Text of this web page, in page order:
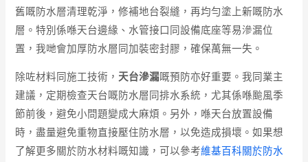
舊嘅防水層清理乾淨，修補地台裂縫，再均勻塗上新嘅防水
層。特別係喺天台邊緣、水管接口同設備底座等易滲漏位
置，我哋會加厚防水層同加裝密封膠，確保萬無一失。
除咗材料同施工技術， 天台滲漏嘅預防亦好重要。我同業主
建議，定期檢查天台嘅防水層同排水系統，尤其係喺颱風季
節前後，避免小問題變成大麻煩。另外，喺天台放置設備
時，盡量避免重物直接壓住防水層，以免造成損壞。如果想
了解更多關於防水材料嘅知識，可以參考維基百科關於防水